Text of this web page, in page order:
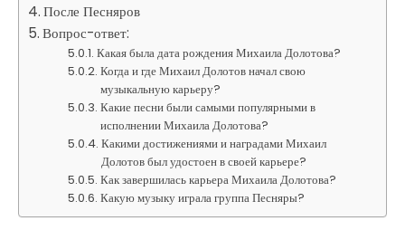
После Песняров
Вопрос-ответ:
Какая была дата рождения Михаила Долотова?
Когда и где Михаил Долотов начал свою
музыкальную карьеру?
Какие песни были самыми популярными в
исполнении Михаила Долотова?
Какими достижениями и наградами Михаил
Долотов был удостоен в своей карьере?
Как завершилась карьера Михаила Долотова?
Какую музыку играла группа Песняры?